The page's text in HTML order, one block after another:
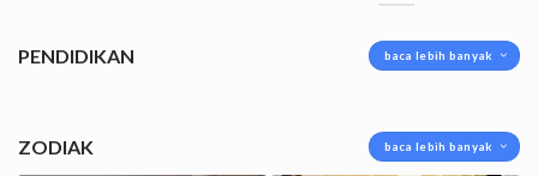
PENDIDIKAN baca lebih banyak
ZODIAK baca lebih banyak